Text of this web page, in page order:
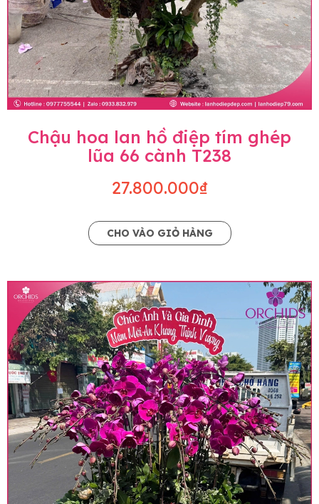
Chậu hoa lan hồ điệp tím ghép
lũa 66 cành T238
27.800.000₫
CHO VÀO GIỎ HÀNG